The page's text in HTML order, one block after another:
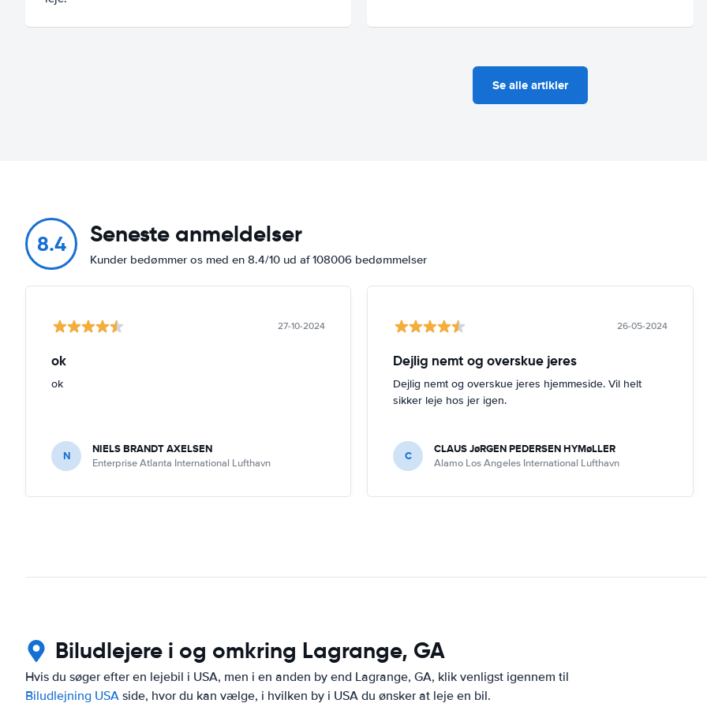
Se alle artikler
8.4 Seneste anmeldelser
Kunder bedømmer os med en 8.4/10 ud af 108006 bedømmelser
27-10-2024
ok
ok
N NIELS BRANDT AXELSEN
Enterprise Atlanta International Lufthavn
26-05-2024
Dejlig nemt og overskue jeres
Dejlig nemt og overskue jeres hjemmeside. Vil helt
sikker leje hos jer igen.
C CLAUS JøRGEN PEDERSEN HYMøLLER
Alamo Los Angeles International Lufthavn
Biludlejere i og omkring Lagrange, GA
Hvis du søger efter en lejebil i USA, men i en anden by end Lagrange, GA, klik venligst igennem til
Biludlejning USA side, hvor du kan vælge, i hvilken by i USA du ønsker at leje en bil.